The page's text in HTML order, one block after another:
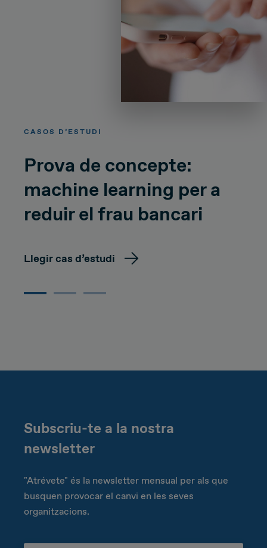
CASOS D’ESTUDI
Prova de concepte:
machine learning per a
reduir el frau bancari
Llegir cas d’estudi
Subscriu-te a la nostra
newsletter
"Atrévete" és la newsletter mensual per als que
busquen provocar el canvi en les seves
organitzacions.